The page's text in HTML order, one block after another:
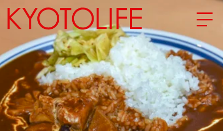
エリアから探す
地図から探す
カテゴリーから探す